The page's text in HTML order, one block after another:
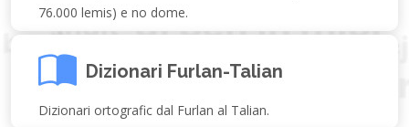
76.000 lemis) e no dome.
Dizionari Furlan-Talian
Dizionari ortografic dal Furlan al Talian.